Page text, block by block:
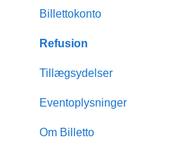
Opret event
Design & tilpasninger
Medlemsskab
Indsigt & rapporter
Scanning & dørsalg
Billettokonto
Refusion
Tillægsydelser
Eventoplysninger
Om Billetto